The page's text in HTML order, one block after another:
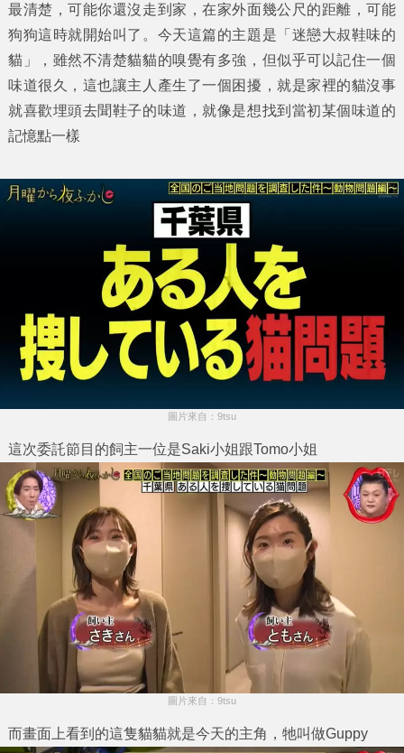
最清楚，可能你還沒走到家，在家外面幾公尺的距離，可能
狗狗這時就開始叫了。今天這篇的主題是「 迷戀大叔鞋味的
貓 」，雖然不清楚貓貓的嗅覺有多強，但似乎可以記住一個
味道很久，這也讓主人產生了一個困擾，就是家裡的貓沒事
就喜歡埋頭去聞鞋子的味道，就像是想找到當初某個味道的
記憶點一樣
圖片來自：9tsu
這次委託節目的飼主一位是Saki小姐跟Tomo小姐
圖片來自：9tsu
而畫面上看到的這隻貓貓就是今天的主角，牠叫做Guppy